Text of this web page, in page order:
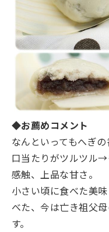
◆お薦めコメント
なんといってもへぎ
口当たりがツルツル
感触、上品な甘さ。
小さい頃に食べた美
べた、今は亡き祖父
す。